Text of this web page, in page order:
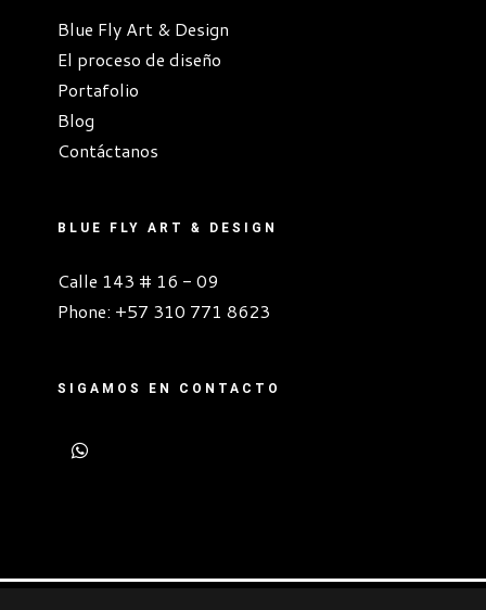
Blue Fly Art & Design
El proceso de diseño
Portafolio
Blog
Contáctanos
BLUE FLY ART & DESIGN
Calle 143 # 16 - 09
Phone: +57 310 771 8623
SIGAMOS EN CONTACTO